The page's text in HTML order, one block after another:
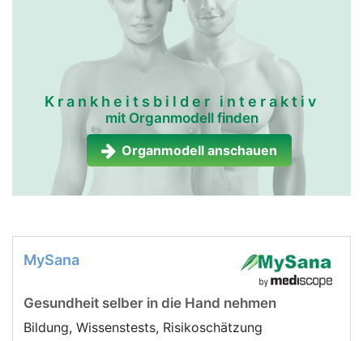
Krankheitsbilder interaktiv
mit Organmodell finden
Organmodell anschauen
MySana
Gesundheit selber in die Hand nehmen
Bildung, Wissenstests, Risikoschätzung